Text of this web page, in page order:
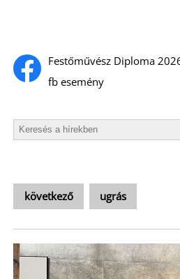
Festőművész Diploma
fb esemény
következő ugrás